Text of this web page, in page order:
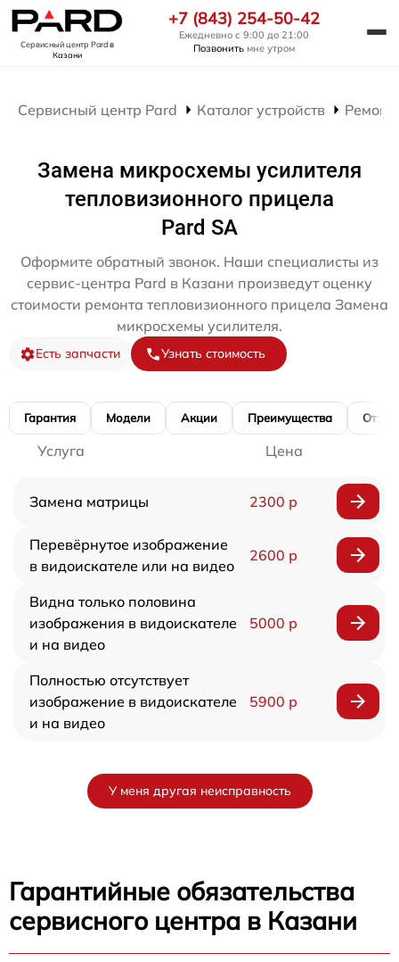
Сервисный центр Pardв
Казани
+7 (843) 254-50-42
Ежедневно с 9:00 до 21:00
Позвонить мне утром
Сервисный центр Pard Каталог устройств
Замена микросхемы усилителя
тепловизионного прицела
Pard SA
Оформите обратный звонок. Наши специалисты из
сервис-центра Pard в Казани произведут оценку
стоимости ремонта тепловизионного прицела Замена
микросхемы усилителя.
Есть запчасти Узнать стоимость
Гарантия Модели Акции Преимущества
Услуга Цена
Замена матрицы 2300 р
Перевёрнутое изображение
в видоискателе или на видео
2600 р
Видна только половина
изображения в видоискателе
и на видео
5000 р
Полностью отсутствует
изображение в видоискателе
и на видео
5900 р
У меня другая неисправность
Гарантийные обязательства
сервисного центра в Казани